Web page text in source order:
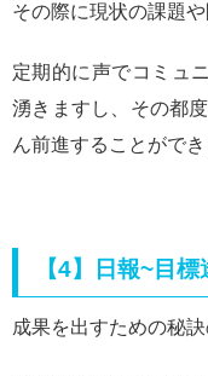
その際に現状の課題
定期的に声でコミュ
湧きますし、その都
ん前進することができ
【4】日報~目
成果を出すための秘